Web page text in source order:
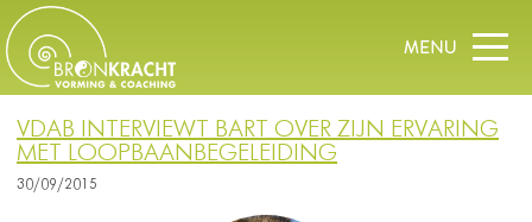
VDAB INTERVIEWT BART OVER ZIJN ERVARING
MET LOOPBAANBEGELEIDING
30/09/2015